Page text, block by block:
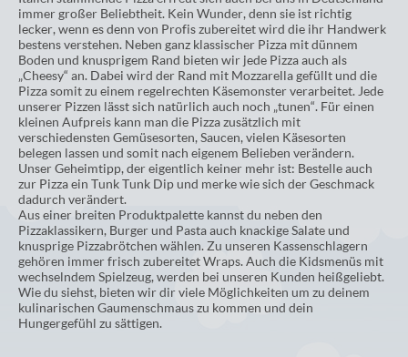
immer großer Beliebtheit. Kein Wunder, denn sie ist richtig
lecker, wenn es denn von Profis zubereitet wird die ihr Handwerk
bestens verstehen. Neben ganz klassischer Pizza mit dünnem
Boden und knusprigem Rand bieten wir jede Pizza auch als
„Cheesy“ an. Dabei wird der Rand mit Mozzarella gefüllt und die
Pizza somit zu einem regelrechten Käsemonster verarbeitet. Jede
unserer Pizzen lässt sich natürlich auch noch „tunen“. Für einen
kleinen Aufpreis kann man die Pizza zusätzlich mit
verschiedensten Gemüsesorten, Saucen, vielen Käsesorten
belegen lassen und somit nach eigenem Belieben verändern.
Unser Geheimtipp, der eigentlich keiner mehr ist: Bestelle auch
zur Pizza ein Tunk Tunk Dip und merke wie sich der Geschmack
dadurch verändert.
Aus einer breiten Produktpalette kannst du neben den
Pizzaklassikern, Burger und Pasta auch knackige Salate und
knusprige Pizzabrötchen wählen. Zu unseren Kassenschlagern
gehören immer frisch zubereitet Wraps. Auch die Kidsmenüs mit
wechselndem Spielzeug, werden bei unseren Kunden heißgeliebt.
Wie du siehst, bieten wir dir viele Möglichkeiten um zu deinem
kulinarischen Gaumenschmaus zu kommen und dein
Hungergefühl zu sättigen.